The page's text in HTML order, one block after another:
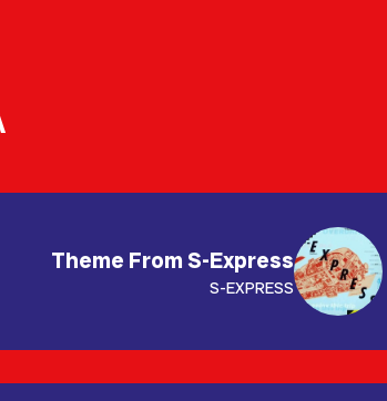
Theme From S-Express
S-EXPRESS